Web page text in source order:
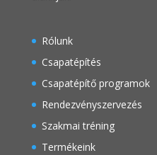
Rólunk
Csapatépítés
Csapatépítő programok
Rendezvényszervezés
Szakmai tréning
Termékeink